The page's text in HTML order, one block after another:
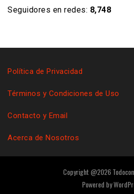
Seguidores en redes: 8,748
Política de Privacidad
Términos y Condiciones de Uso
Contacto y Email
Acerca de Nosotros
Copyright @2026
Powered by